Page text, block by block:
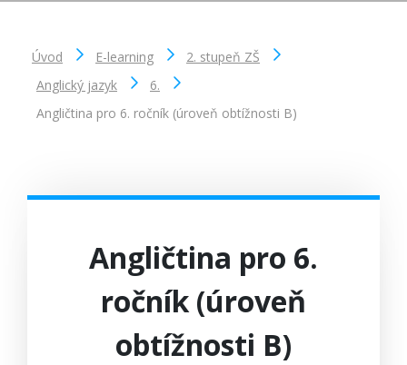
Úvod E-learning
2. stupeň ZŠ
Anglický jazyk
6.
Angličtina pro 6. ročník (úroveň obtížnosti B)
Angličtina pro 6.
ročník (úroveň
obtížnosti B)